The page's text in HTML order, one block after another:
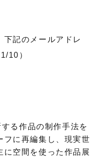
記のメールアドレ
10）
る作品の制作手法を
フに再編集し、現実世
空間を使った作品展